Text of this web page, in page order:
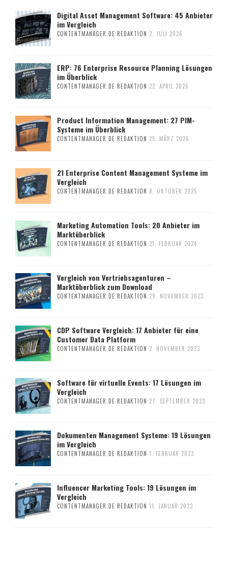
Digital Asset Management Software: 45 Anbieter
im Vergleich
CONTENTMANAGER.DE REDAKTION 2. JULI 2026
ERP: 76 Enterprise Resource Planning Lösungen
im Überblick
CONTENTMANAGER.DE REDAKTION 22. APRIL 2026
Product Information Management: 27 PIM-
Systeme im Überblick
CONTENTMANAGER.DE REDAKTION 25. MÄRZ 2026
21 Enterprise Content Management Systeme im
Vergleich
CONTENTMANAGER.DE REDAKTION 8. OKTOBER 2025
Marketing Automation Tools: 20 Anbieter im
Marktüberblick
CONTENTMANAGER.DE REDAKTION 21. FEBRUAR 2024
Vergleich von Vertriebsagenturen –
Marktüberblick zum Download
CONTENTMANAGER.DE REDAKTION 29. NOVEMBER 2023
CDP Software Vergleich: 17 Anbieter für eine
Customer Data Platform
CONTENTMANAGER.DE REDAKTION 2. NOVEMBER 2023
Software für virtuelle Events: 17 Lösungen im
Vergleich
CONTENTMANAGER.DE REDAKTION 27. SEPTEMBER 2023
Dokumenten Management Systeme: 19 Lösungen
im Vergleich
CONTENTMANAGER.DE REDAKTION 1. FEBRUAR 2023
Influencer Marketing Tools: 19 Lösungen im
Vergleich
CONTENTMANAGER.DE REDAKTION 11. JANUAR 2023